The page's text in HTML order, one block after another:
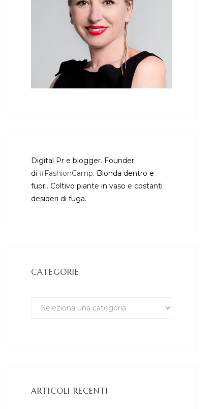
Digital Pr e blogger. Founder
di #FashionCamp. Bionda dentro e
fuori. Coltivo piante in vaso e costanti
desideri di fuga.
CATEGORIE
ARTICOLI RECENTI